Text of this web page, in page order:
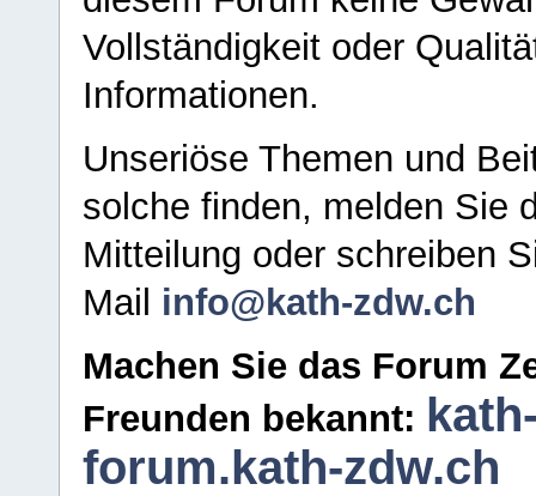
Vollständigkeit oder
Informationen.
Unseriöse Themen und
solche finden, melden Sie
Mitteilung oder schreiben
Mail info@kath-zdw.ch
Machen Sie das Forum
Freunden bekannt:
forum.kath-zdw.ch